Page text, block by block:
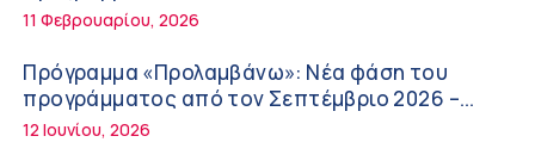
Kavita Patel: Ένα στα πέντε καινοτόμα
φάρμακα φτάνει τελικά στην Ελλάδα
9:21 πμ
Υπάρχει τελικά «δίαιτα θυρεοειδούς»; Τι
παχυσαρκίας
11 Φεβρουαρίου, 2026
Πρόγραμμα «Προλαμβάνω»: Νέα φάση του
προγράμματος από τον Σεπτέμβριο 2026 –
Δωρεάν προληπτικές εξετάσεις έως το 2030
12 Ιουνίου, 2026